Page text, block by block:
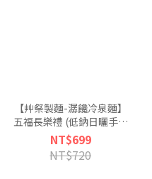
【艸祭製麵-潺饞冷泉麵】
五福長樂禮 (低鈉日曬手工
麵)
NT$699
NT$720